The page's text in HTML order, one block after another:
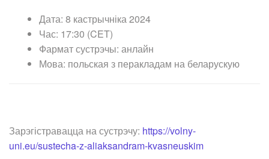
Дата: 8 кастрычніка 2024
Час: 17:30 (CET)
Фармат сустрэчы: анлайн
Мова: польская з перакладам на беларускую
Зарэгістравацца на сустрэчу: https://volny-
uni.eu/sustecha-z-aliaksandram-kvasneuskim